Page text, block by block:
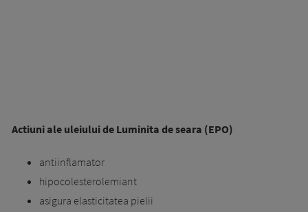
Actiuni ale uleiului de Luminita de seara (EPO)
antiinflamator
hipocolesterolemiant
asigura elasticitatea pielii